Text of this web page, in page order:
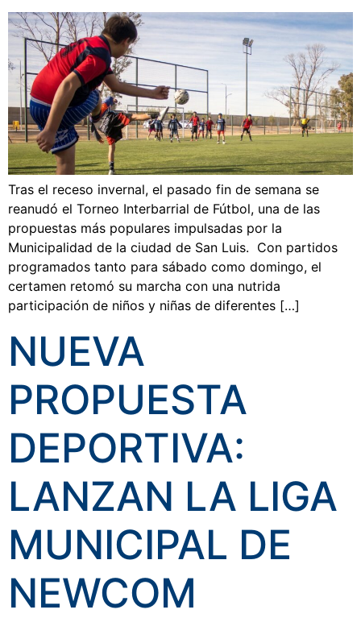
Tras el receso invernal, el pasado fin de semana se
reanudó el Torneo Interbarrial de Fútbol, una de las
propuestas más populares impulsadas por la
Municipalidad de la ciudad de San Luis. Con partidos
programados tanto para sábado como domingo, el
certamen retomó su marcha con una nutrida
participación de niños y niñas de diferentes […]
NUEVA
PROPUESTA
DEPORTIVA:
LANZAN LA LIGA
MUNICIPAL DE
NEWCOM